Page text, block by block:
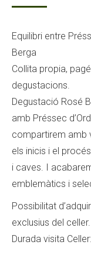
Equilibri entre
Berga
Collita propia,
degustacions.
Degustació Rosé
amb Préssec
compartirem amb
els inicis i el
i caves. I
emblemàtics i
Possibilitat
exclusius del celler.
Durada visita